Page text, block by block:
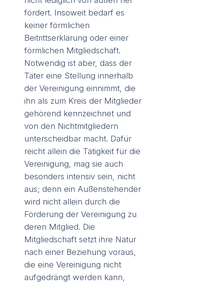
fördert. Insoweit bedarf es
keiner förmlichen
Beitrittserklärung oder einer
förmlichen Mitgliedschaft.
Notwendig ist aber, dass der
Täter eine Stellung innerhalb
der Vereinigung einnimmt, die
ihn als zum Kreis der Mitglieder
gehörend kennzeichnet und
von den Nichtmitgliedern
unterscheidbar macht. Dafür
reicht allein die Tätigkeit für die
Vereinigung, mag sie auch
besonders intensiv sein, nicht
aus; denn ein Außenstehender
wird nicht allein durch die
Förderung der Vereinigung zu
deren Mitglied. Die
Mitgliedschaft setzt ihre Natur
nach einer Beziehung voraus,
die eine Vereinigung nicht
aufgedrängt werden kann,